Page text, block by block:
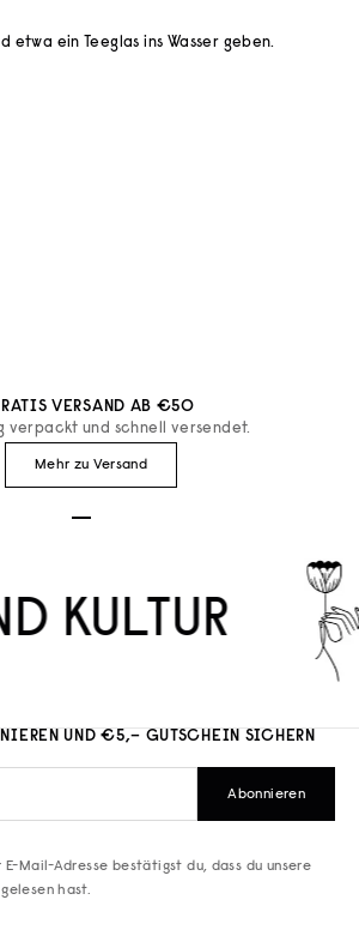
etwa ein Teeglas ins Wasser geben.
VERSAND AB €50
verpackt und schnell versendet.
Mehr zu Versand
KULTUR
UND €5,– GUTSCHEIN SICHERN
Abonnieren
E-Mail-Adresse bestätigst du, dass du unsere
gelesen hast.